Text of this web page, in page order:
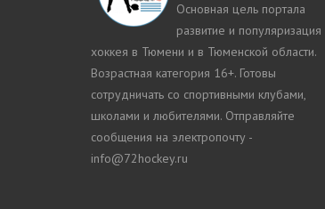
Основная цель портала
развитие и популяризация
хоккея в Тюмени и в Тюменской области.
Возрастная категория 16+. Готовы
сотрудничать со спортивными клубами,
школами и любителями. Отправляйте
сообщения на электропочту -
info@72hockey.ru